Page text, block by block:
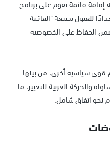
إقامة قائمة تقوم على برنامج
للقبول بصيغة "القائمة
يضمن الحفاظ على الخصوصية
قوى سياسية أخرى، من بينها
والحركة العربية للتغيير، ما
نحو اتفاق شامل.